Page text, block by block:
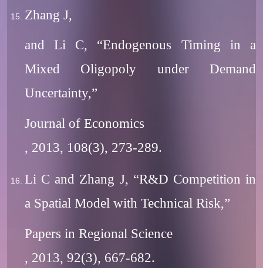
Zhang J,
and Li C, “Endogenous Timing in a
Mixed Oligopoly under Demand
Uncertainty,”
Journal of Economics
, 2013, 108(3), 273-289.
Li C and Zhang J, “R&D Competition in
a Spatial Model with Technical Risk,”
Papers in Regional Science
, 2013, 92(3), 667-682.